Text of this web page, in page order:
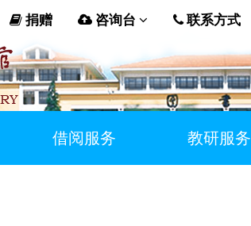
捐赠 咨询台 联系方式
借阅服务 教研服务